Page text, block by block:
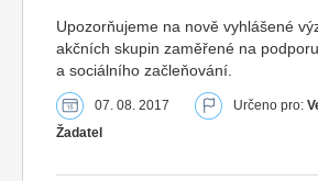
Upozorňujeme na nově vyhlášené
akčních skupin zaměřené na
a sociálního začleňování.
07. 08. 2017 Určeno pro:
Žadatel